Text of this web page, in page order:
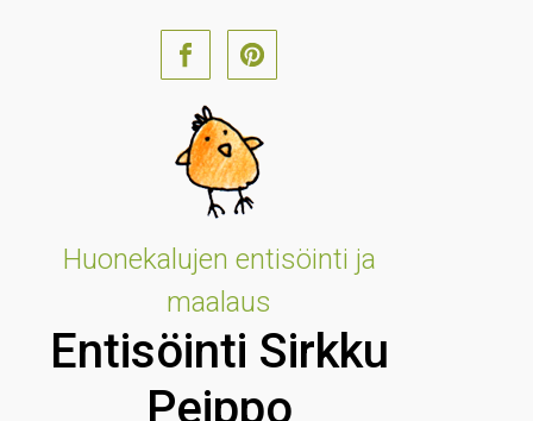
Skip to main content
Huonekalujen entisöinti ja
maalaus
Entisöinti Sirkku
Peippo